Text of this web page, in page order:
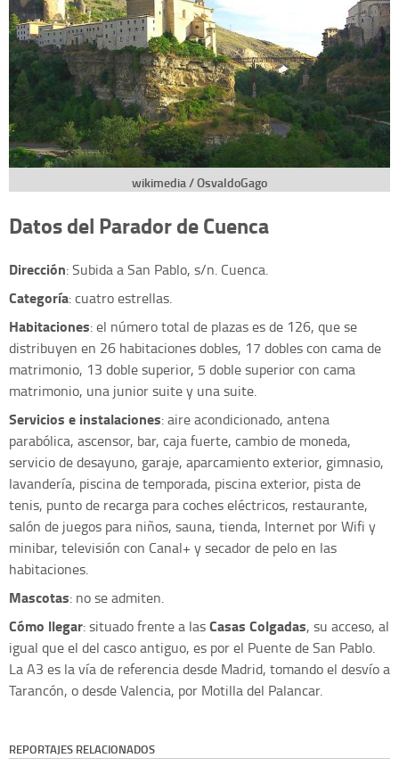
wikimedia / OsvaldoGago
Datos del Parador de Cuenca
Dirección: Subida a San Pablo, s/n. Cuenca.
Categoría: cuatro estrellas.
Habitaciones: el número total de plazas es de 126, que se
distribuyen en 26 habitaciones dobles, 17 dobles con cama de
matrimonio, 13 doble superior, 5 doble superior con cama
matrimonio, una junior suite y una suite.
Servicios e instalaciones: aire acondicionado, antena
parabólica, ascensor, bar, caja fuerte, cambio de moneda,
servicio de desayuno, garaje, aparcamiento exterior, gimnasio,
lavandería, piscina de temporada, piscina exterior, pista de
tenis, punto de recarga para coches eléctricos, restaurante,
salón de juegos para niños, sauna, tienda, Internet por Wifi y
minibar, televisión con Canal+ y secador de pelo en las
habitaciones.
Mascotas: no se admiten.
Cómo llegar: situado frente a lasCasas Colgadas, su acceso, al
igual que el del casco antiguo, es por el Puente de San Pablo.
La A3 es la vía de referencia desde Madrid, tomando el desvío a
Tarancón, o desde Valencia, por Motilla del Palancar.
REPORTAJES RELACIONADOS